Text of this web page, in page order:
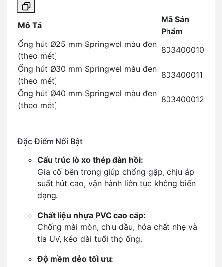
Mô Tả
Mã Sản
Phẩm
Ống hút Ø25 mm Springwel màu đen
(theo mét)
803400010
Ống hút Ø30 mm Springwel màu đen
(theo mét)
803400011
Ống hút Ø40 mm Springwel màu đen
(theo mét)
803400012
Đặc Điểm Nổi Bật
Cấu trúc lò xo thép đàn hồi:
Gia cố bên trong giúp chống gập, chịu áp
suất hút cao, vận hành liên tục không biến
dạng.
Chất liệu nhựa PVC cao cấp:
Chống mài mòn, chịu dầu, hóa chất nhẹ và
tia UV, kéo dài tuổi thọ ống.
Độ mềm dẻo tối ưu: